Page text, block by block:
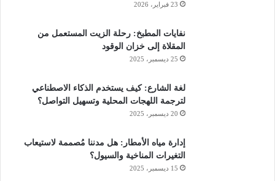
نسخ الرابط
23 فبراير، 2026
نفايات المطبخ: رحلة الزيت المستعمل من
المقلاة إلى خزان الوقود
25 ديسمبر، 2025
لغة الشارع: كيف يستخدم الذكاء الاصطناعي
لترجمة اللهجات المحلية وتسهيل التواصل؟
20 ديسمبر، 2025
إدارة مياه الأمطار: هل مدننا مُصممة لاستيعاب
التغيرات المناخية والسيول؟
15 ديسمبر، 2025